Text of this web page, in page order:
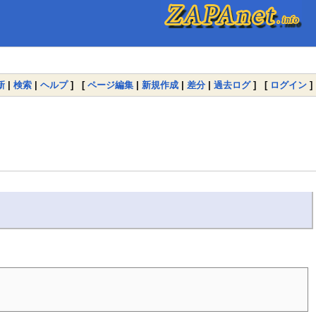
| 検索 | ヘルプ] [ ページ編集 | 新規作成 | 差分 | 過去ログ] [ ログイン ]